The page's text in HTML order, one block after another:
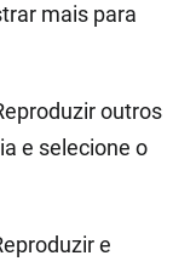
mais para
outros
e selecione o
e